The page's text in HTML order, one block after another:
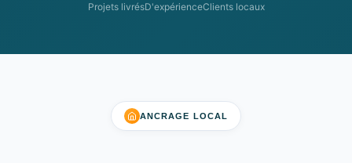
Projets livrésD'expérienceClients locaux
ANCRAGE LOCAL